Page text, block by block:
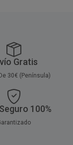
Gratis
30€ (Península)
100%